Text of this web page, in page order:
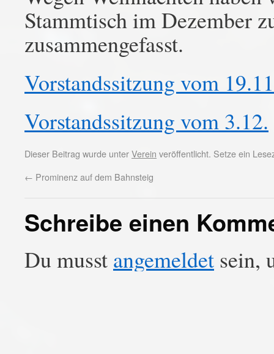
Stammtisch im Dezember
zusammengefasst.
Vorstandssitzung vom
Vorstandssitzung vom 3.12.
Dieser Beitrag wurde unterVerein veröffentlicht. Setze ein
← Prominenz auf dem Bahnsteig
Schreibe einen
Du musst angemeldet sein,